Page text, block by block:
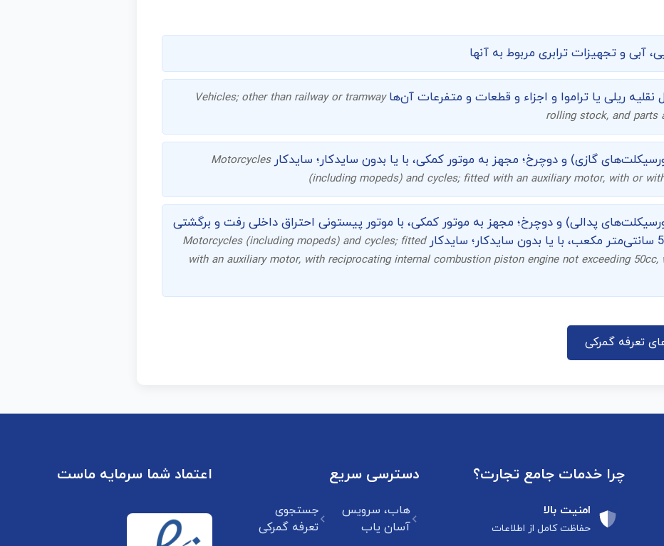
آبی و تجهیزات ترابری مربوط به آنها
نقلیه ریلی یا تراموا و اجزاء و قطعات و متفرعات آن‌هاVehicles; other than railway or tramway
rolling stock, and parts
گازی) و دوچرخ؛ مجهز به موتور کمکی، با یا بدون سایدکار؛ سایدکارMotorcycles
(including mopeds) and cycles; fitted with an auxiliary motor, with or
پدالی) و دوچرخ؛ مجهز به موتور کمکی، با موتور پیستونی احتراق داخلی رفت و برگشتی
Motorcycles (including mopeds) and cycles; fitted
with an auxiliary motor, with reciprocating internal combustion piston engine not exceeding
تعرفه گمرکی
چرا خدمات جامع تجارت؟
امنیت بالا
حفاظت کامل از اطلاعات
دسترسی سریع
هاب، سرویس
آسان یاب
جستجوی
تعرفه گمرکی
اعتماد شما سرمایه ماست